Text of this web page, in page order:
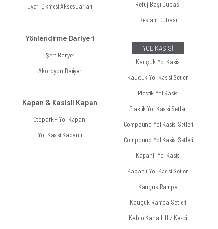
Uyarı Dikmesi Aksesuarları
Yönlendirme Bariyeri
Şerit Bariyer
Akordiyon Bariyer
Kapan & Kasisli Kapan
Otopark - Yol Kapanı
Yol Kasisi Kapanlı
Refuj Başı Dubası
Reklam Dubası
YOL KASİSİ
Kauçuk Yol Kasisi
Kauçuk Yol Kasisi Setleri
Plastik Yol Kasisi
Plastik Yol Kasisi Setleri
Compound Yol Kasisi Setleri
Compound Yol Kasisi Setleri
Kapanlı Yol Kasisi
Kapanlı Yol Kasisi Setleri
Kauçuk Rampa
Kauçuk Rampa Setleri
Kablo Kanallı Hız Kesici